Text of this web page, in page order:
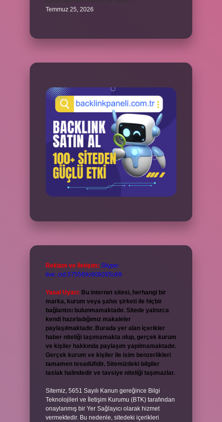
Temmuz 25, 2026
Reklam ve İletişim: Skype:
live:.cid.575569c608265c69
Yasal Uyarı: Bu internet sitesi, herhangi bir
marka, kurum veya şahıs şirketi ile hiçbir
bağlantısı bulunmamaktadır. Sitede yalnızca
kendi hazırladığımız makaleler
paylaşılmaktadır. Burada yer alan içerikler
haber niteliği taşımamakta olup, gerçek kurum
ve kişiler hakkında paylaşım yapılmamaktadır.
Gerçek kurum ve kişiler ile isim benzerlikleri
tamamen tesadüfidir. Sitemizdeki bilgiler
taslak halindedir ve tavsiye niteliği taşımazlar.
Sitemiz, 5651 Sayılı Kanun gereğince Bilgi
Teknolojileri ve İletişim Kurumu (BTK) tarafından
onaylanmış bir Yer Sağlayıcı olarak hizmet
vermektedir. Bu nedenle, sitedeki içerikleri